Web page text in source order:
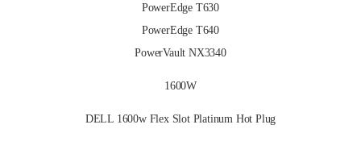
PowerEdge T630
PowerEdge T640
PowerVault NX3340
1600W
DELL 1600w Flex Slot Platinum Hot Plug